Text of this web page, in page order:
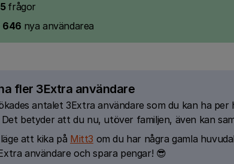
frågor
646 nya användarea
fler 3Extra användare
antalet 3Extra användare som du kan ha
betyder att du nu, utöver familjen, även kan
att kika på Mitt3 om du har några gamla
användare och spara pengar! 😎